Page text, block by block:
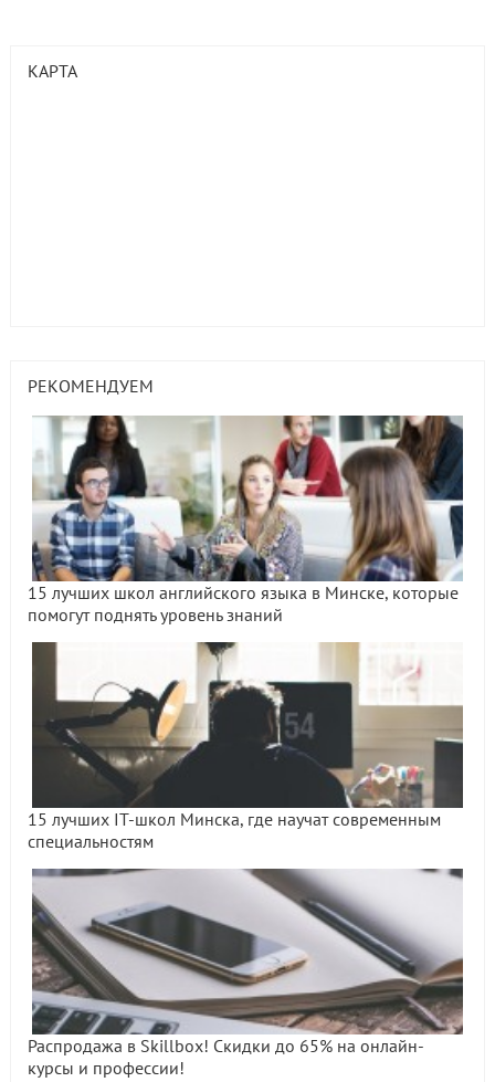
КАРТА
РЕКОМЕНДУЕМ
15 лучших школ английского языка в Минске, которые
помогут поднять уровень знаний
15 лучших IT-школ Минска, где научат современным
специальностям
Распродажа в Skillbox! Скидки до 65% на онлайн-
курсы и профессии!